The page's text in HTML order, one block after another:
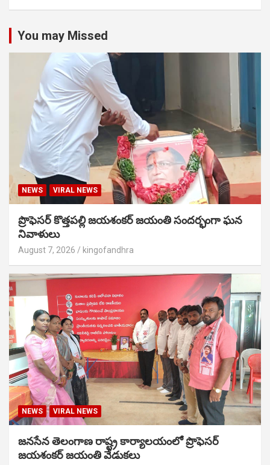
You may Missed
NEWS VIRAL NEWS
ప్రొఫెసర్ కొత్తపల్లి జయశంకర్ జయంతి సందర్భంగా ఘన
నివాళులు
August 7, 2026 kingofandhra
NEWS VIRAL NEWS
జనసేన తెలంగాణ రాష్ట్ర కార్యాలయంలో ప్రొఫెసర్
జయశంకర్ జయంతి వేడుకలు